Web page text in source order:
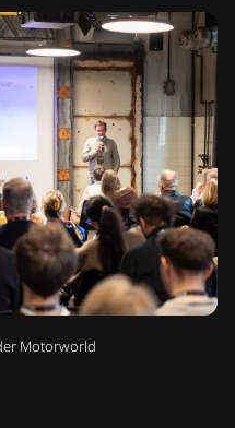
Motorworld